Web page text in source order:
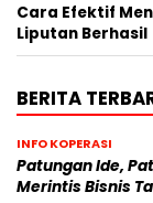
Cara Efektif
Liputan Berhasil
BERITA
INFO KOPERASI
Patungan Ide,
Merintis Bisnis